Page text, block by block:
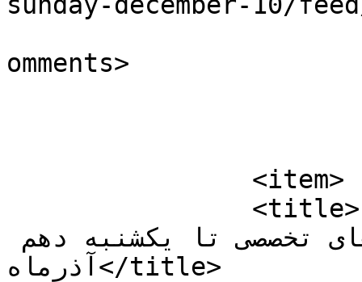
omments>
آذرماه</title>